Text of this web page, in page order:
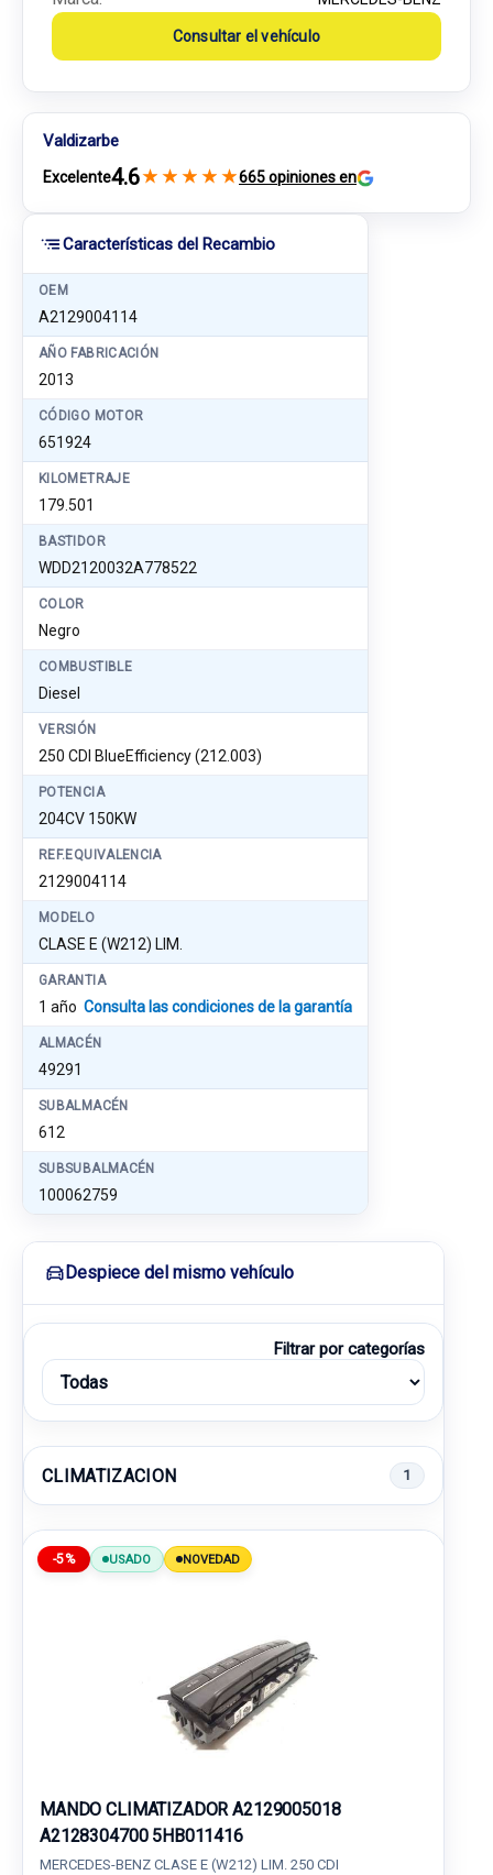
Características del Recambio
OEM
A2129004114
AÑO FABRICACIÓN
2013
CÓDIGO MOTOR
651924
KILOMETRAJE
179.501
BASTIDOR
WDD2120032A778522
COLOR
Negro
COMBUSTIBLE
Diesel
VERSIÓN
250 CDI BlueEfficiency (212.003)
POTENCIA
204CV 150KW
REF.EQUIVALENCIA
2129004114
MODELO
CLASE E (W212) LIM.
GARANTIA
1 año Consulta las condiciones de la garantía
ALMACÉN
49291
SUBALMACÉN
612
SUBSUBALMACÉN
100062759
Consultar el vehículo
Valdizarbe
Excelente4.6★ ★ ★ ★ ★665 opiniones en
Despiece del mismo vehículo
Filtrar por categorías
CLIMATIZACION 1
-5% USADO NOVEDAD
MANDO CLIMATIZADOR A2129005018
A2128304700 5HB011416
MERCEDES-BENZ CLASE E (W212) LIM. 250 CDI